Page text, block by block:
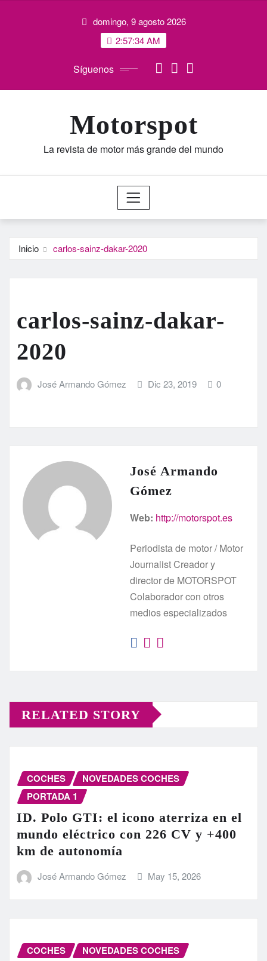
domingo, 9 agosto 2026
2:57:35 AM
Síguenos
Motorspot
La revista de motor más grande del mundo
Inicio carlos-sainz-dakar-2020
carlos-sainz-dakar-
2020
José Armando Gómez Dic 23, 2019 0
José Armando
Gómez
Web: http://motorspot.es
Periodista de motor / Motor
Journalist Creador y
director de MOTORSPOT
Colaborador con otros
medios especializados
RELATED STORY
COCHES
NOVEDADES COCHES
PORTADA 1
ID. Polo GTI: el icono aterriza en el
mundo eléctrico con 226 CV y +400
km de autonomía
José Armando Gómez May 15, 2026
COCHES
NOVEDADES COCHES